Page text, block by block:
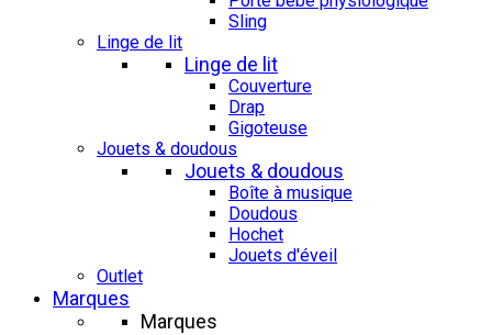
Sling
Linge de lit
Linge de lit
Couverture
Drap
Gigoteuse
Jouets & doudous
Jouets & doudous
Boîte à musique
Doudous
Hochet
Jouets d'éveil
Outlet
Marques
Marques